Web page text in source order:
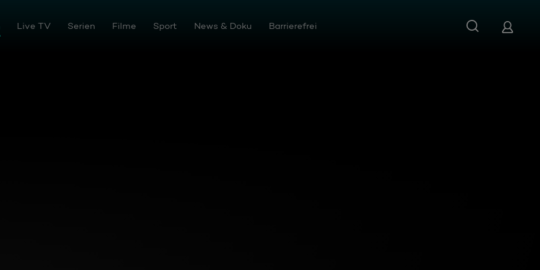
Live TV Serien Filme Sport News & Doku Barrierefrei